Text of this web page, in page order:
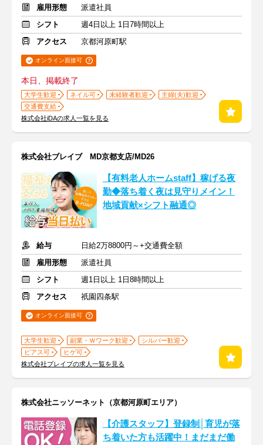
雇用形態
派遣社員
シフト
週4日以上 1日7時間以上
アクセス
京都河原町駅
オンライン面接可
本日、掲載終了
大学生歓迎 ネイル可 未経験者歓迎
主婦(夫)歓迎
交通費支給
株式会社iDAの求人一覧を見る
株式会社ブレイブ MD京都支店/MD26
【有料老人ホームstaff】稼げる夜
勤◆落ち着く夜は見守りメイン！
地域貢献×シフト融通◎
給与
日給2万8800円～+交通費全額
雇用形態
派遣社員
シフト
週1日以上 1日8時間以上
アクセス
祇園四条駅
オンライン面接可
大学生歓迎 副業・Ｗワーク歓迎
シルバー歓迎
ピアス可
ヒゲ可
株式会社ブレイブの求人一覧を見る
株式会社ニッソーネット（京都河原町エリア）
【介護スタッフ】登録制│育児が落
ち着いた方も活躍中！まだまだ働